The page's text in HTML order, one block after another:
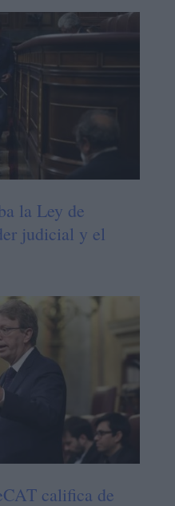
la Ley de
judicial y el
califica de